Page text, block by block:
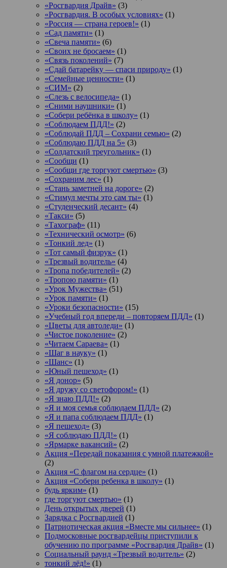
«Росгвардия Драйв» (3)
«Росгвардия. В особых условиях» (1)
«Россия — страна героев!» (1)
«Сад памяти» (1)
«Свеча памяти» (6)
«Своих не бросаем» (1)
«Связь поколений» (7)
«Сдай батарейку — спаси природу» (1)
«Семейные ценности» (1)
«СИМ» (2)
«Слезь с велосипеда» (1)
«Сними наушники» (1)
«Собери ребёнка в школу» (1)
«Соблюдаем ПДД!» (2)
«Соблюдай ПДД – Сохрани семью» (2)
«Соблюдаю ПДД на 5» (3)
«Солдатский треугольник» (1)
«Сообщи (1)
«Сообщи где торгуют смертью» (3)
«Сохраним лес» (1)
«Стань заметней на дороге» (2)
«Стимул мечты это сам ты» (1)
«Студенческий десант» (4)
«Такси» (5)
«Тахограф» (11)
«Технический осмотр» (6)
«Тонкий лед» (1)
«Тот самый физрук» (1)
«Трезвый водитель» (4)
«Тропа победителей» (2)
«Тропою памяти» (1)
«Урок Мужества» (51)
«Урок памяти» (1)
«Уроки безопасности» (15)
«Учебный год впереди – повторяем ПДД» (1)
«Цветы для автоледи» (1)
«Чистое поколение» (2)
«Читаем Сараева» (1)
«Шаг в науку» (1)
«Шанс» (1)
«Юный пешеход» (1)
«Я донор» (5)
«Я дружу со светофором!» (1)
«Я знаю ПДД!» (2)
«Я и моя семья соблюдаем ПДД» (2)
«Я и папа соблюдаем ПДД» (1)
«Я пешеход» (3)
«Я соблюдаю ПДД!» (1)
«Ярмарке вакансий» (2)
Акция «Передай показания с умной платежкой»
(2)
Акция «С флагом на сердце» (1)
Акция «Собери ребенка в школу» (1)
будь ярким» (1)
где торгуют смертью» (1)
День открытых дверей (1)
Зарядка с Росгвардией (1)
Патриотическая акция «Вместе мы сильнее» (1)
Подмосковные росгвардейцы приступили к
обучению по программе «Росгвардия Драйв» (1)
Социальный раунд «Трезвый водитель» (2)
тонкий лёд!» (1)